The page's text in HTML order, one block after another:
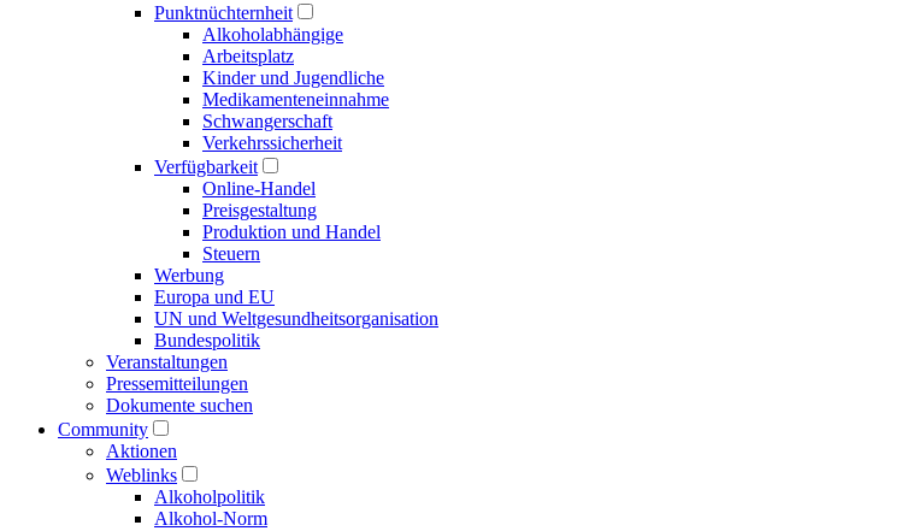
Punkt­nüchternheit
Alkohol­abhängige
Arbeitsplatz
Kinder und Jugendliche
Medikamenten­einnahme
Schwangerschaft
Verkehrs­sicherheit
Verfügbarkeit
Online-Handel
Preisgestaltung
Produktion und Handel
Steuern
Werbung
Europa und EU
UN und Welt­gesundheits­organisation
Bundespolitik
Veranstaltungen
Presse­mitteilungen
Dokumente suchen
Community
Aktionen
Weblinks
Alkoholpolitik
Alkohol-Norm